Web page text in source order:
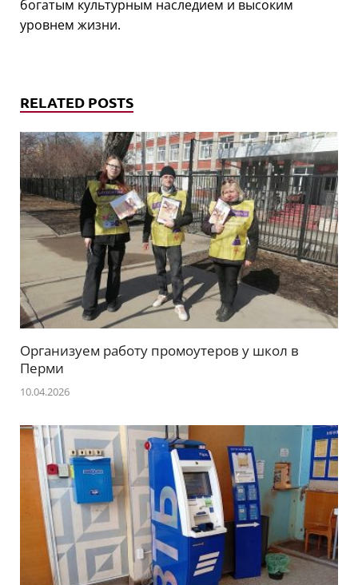
богатым культурным наследием и высоким
уровнем жизни.
RELATED POSTS
Организуем работу промоутеров у школ в
Перми
10.04.2026